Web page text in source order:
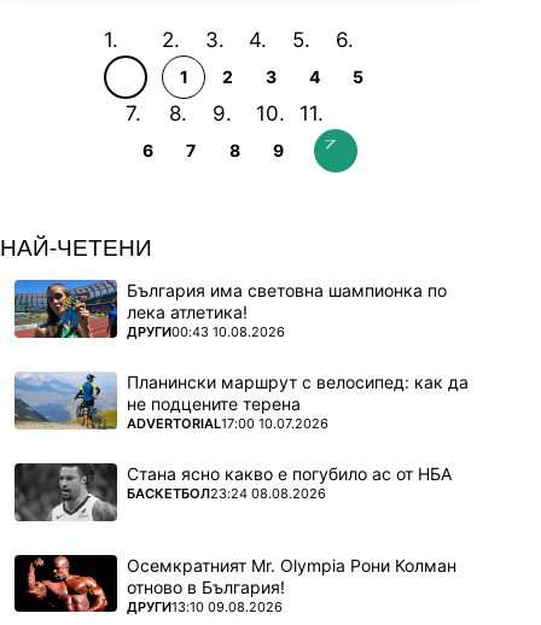
1 2 3 4 5
6 7 8 9
НАЙ-ЧЕТЕНИ
България има световна шампионка по
лека атлетика!
ПОВЕЧЕ ОТ
ДРУГИ00:43 10.08.2026
Планински маршрут с велосипед: как да
не подцените терена
ПОВЕЧЕ ОТ
ADVERTORIAL17:00 10.07.2026
Стана ясно какво е погубило ас от НБА
ПОВЕЧЕ ОТ
БАСКЕТБОЛ23:24 08.08.2026
Осемкратният Mr. Olympia Рони Колман
отново в България!
ПОВЕЧЕ ОТ
ДРУГИ13:10 09.08.2026